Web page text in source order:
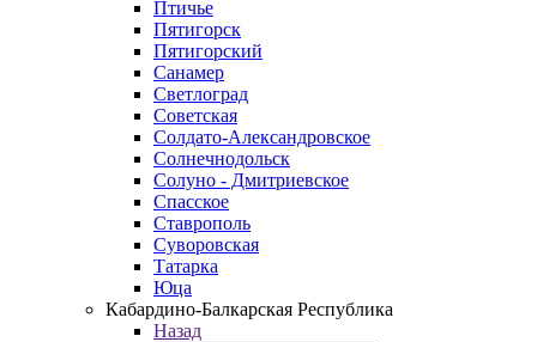
Птичье
Пятигорск
Пятигорский
Санамер
Светлоград
Советская
Солдато-Александровское
Солнечнодольск
Солуно - Дмитриевское
Спасское
Ставрополь
Суворовская
Татарка
Юца
Кабардино‑Балкарская Республика
Назад